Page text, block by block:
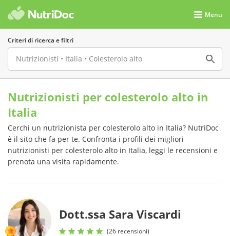
Menu
Criteri di ricerca e filtri
Nutrizionisti per colesterolo alto in
Italia
Cerchi un nutrizionista per colesterolo alto in Italia? NutriDoc
è il sito che fa per te. Confronta i profili dei migliori
nutrizionisti per colesterolo alto in Italia, leggi le recensioni e
prenota una visita rapidamente.
Dott.ssa Sara Viscardi
(26 recensioni)